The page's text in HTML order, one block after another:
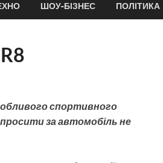
ШОУ-БІЗНЕС ПОЛІТИКА
спортивного
просити за автомобіль не